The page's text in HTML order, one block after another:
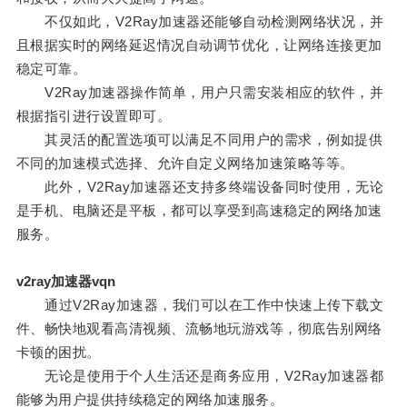
不仅如此，V2Ray加速器还能够自动检测网络状况，并
且根据实时的网络延迟情况自动调节优化，让网络连接更加
稳定可靠。
V2Ray加速器操作简单，用户只需安装相应的软件，并
根据指引进行设置即可。
其灵活的配置选项可以满足不同用户的需求，例如提供
不同的加速模式选择、允许自定义网络加速策略等等。
此外，V2Ray加速器还支持多终端设备同时使用，无论
是手机、电脑还是平板，都可以享受到高速稳定的网络加速
服务。
v2ray加速器vqn
通过V2Ray加速器，我们可以在工作中快速上传下载文
件、畅快地观看高清视频、流畅地玩游戏等，彻底告别网络
卡顿的困扰。
无论是使用于个人生活还是商务应用，V2Ray加速器都
能够为用户提供持续稳定的网络加速服务。